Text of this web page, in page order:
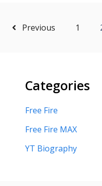
Previous 1
Categories
Free Fire
Free Fire MAX
YT Biography